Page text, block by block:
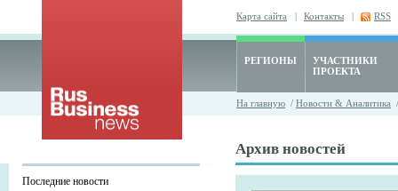
Карта сайта | Контакты | RSS
РЕГИОНЫ
УЧАСТНИКИ
ПРОЕКТА
На главную / Новости & Аналитика
Последние новости
Архив новостей